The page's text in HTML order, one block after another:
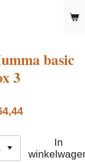
basic
3
In